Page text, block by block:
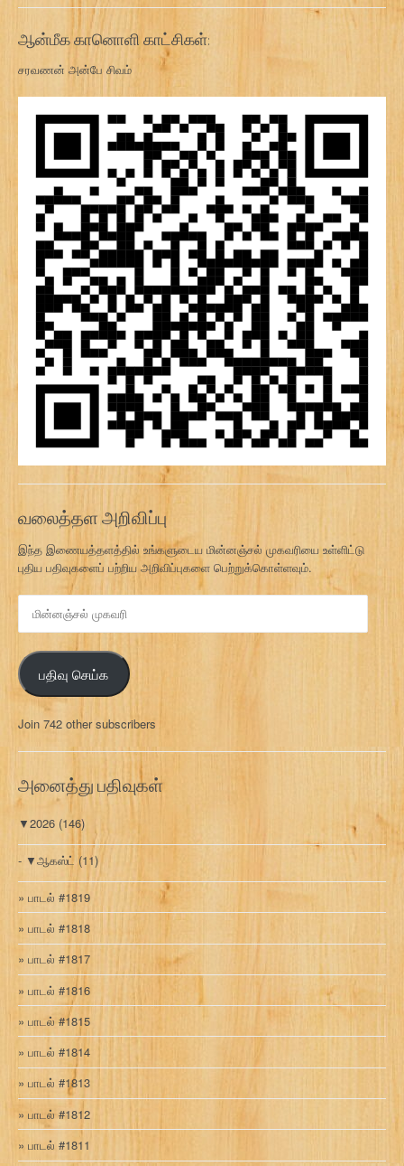
ஆன்மீக கானொளி காட்சிகள்:
சரவணன் அன்பே சிவம்
வலைத்தள அறிவிப்பு
இந்த இணையத்தளத்தில் உங்களுடைய மின்னஞ்சல் முகவரியை உள்ளிட்டு
புதிய பதிவுகளைப் பற்றிய அறிவிப்புகளை பெற்றுக்கொள்ளவும்.
ஞ்
ச
ல்
க
வ
பதிவு செய்க
Join 742 other subscribers
அனைத்து பதிவுகள்
▼2026 (146)
▼ஆகஸ்ட் (11)
பாடல் #1819
பாடல் #1818
பாடல் #1817
பாடல் #1816
பாடல் #1815
பாடல் #1814
பாடல் #1813
பாடல் #1812
பாடல் #1811